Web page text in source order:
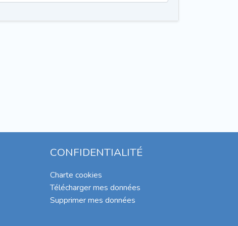
CONFIDENTIALITÉ
Charte cookies
Télécharger mes données
Supprimer mes données